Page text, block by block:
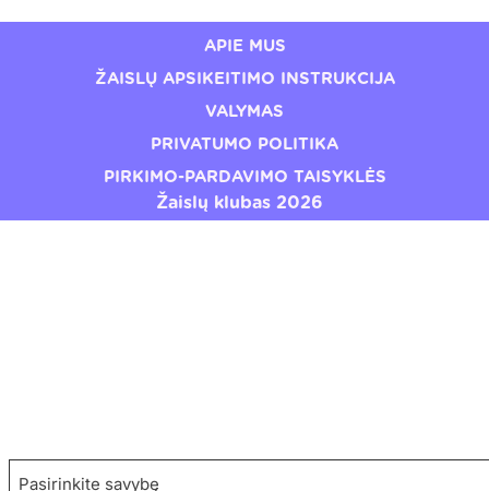
APIE MUS
ŽAISLŲ APSIKEITIMO INSTRUKCIJA
VALYMAS
PRIVATUMO POLITIKA
PIRKIMO-PARDAVIMO TAISYKLĖS
Žaislų klubas 2026